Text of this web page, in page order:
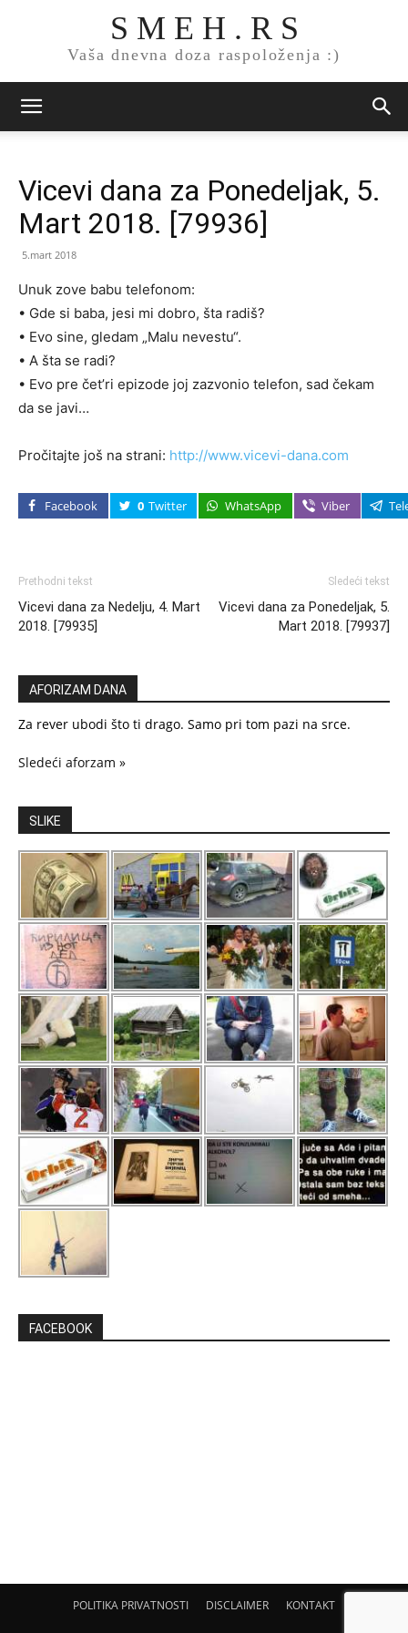
S M E H . R S
Vaša dnevna doza raspoloženja :)
Vicevi dana za Ponedeljak, 5.
Mart 2018. [79936]
5.mart 2018
Unuk zove babu telefonom:
• Gde si baba, jesi mi dobro, šta radiš?
• Evo sine, gledam „Malu nevestu“.
• A šta se radi?
• Evo pre čet’ri epizode joj zazvonio telefon, sad čekam
da se javi…
Pročitajte još na strani: http://www.vicevi-dana.com
Facebook 0 Twitter WhatsApp Viber
Prethodni tekst
Vicevi dana za Nedelju, 4. Mart
2018. [79935]
Sledeći tekst
Vicevi dana za Ponedeljak, 5.
Mart 2018. [79937]
AFORIZAM DANA
Za rever ubodi što ti drago. Samo pri tom pazi na srce.
Sledeći aforzam »
SLIKE
FACEBOOK
POLITIKA PRIVATNOSTI DISCLAIMER KONTAKT